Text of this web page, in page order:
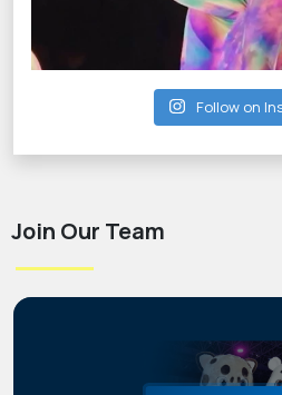
Follow on
Join Our Team